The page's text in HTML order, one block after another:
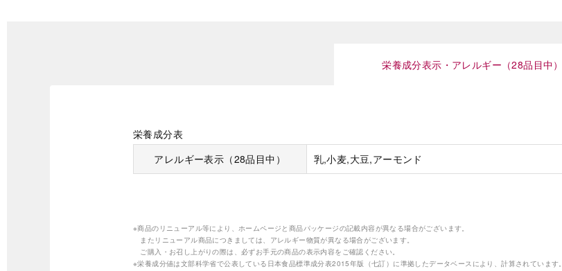
栄養成分表示・アレルギー（28品目中）
栄養成分表
アレルギー表示（28品目中）
乳,小麦,大豆,アーモンド
※商品のリニューアル等により、ホームページと商品パッケージの記載内容が異なる場合がございます。
またリニューアル商品につきましては、アレルギー物質が異なる場合がございます。
ご購入・お召し上がりの際は、必ずお手元の商品の表示内容をご確認ください。
※栄養成分値は文部科学省で公表している日本食品標準成分表2015年版（七訂）に準拠したデータベースにより、計算されています。